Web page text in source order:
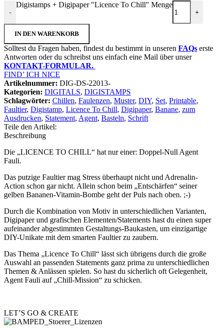
-
Digistamps + Digipaper "Licence To Chill" Menge
+
IN DEN WARENKORB
Solltest du Fragen haben, findest du bestimmt in unseren FAQs erste
Antworten oder du schreibst uns einfach eine Mail über unser
KONTAKT-FORMULAR.
FIND’ ICH NICE
Artikelnummer: DIG-DS-22013-
Kategorien: DIGITALS, DIGISTAMPS
Schlagwörter: Chillen, Faulenzen, Muster, DIY, Set, Printable,
Faultier, Digistamp, Licence To Chill, Digipaper, Banane, zum
Ausdrucken, Statement, Agent, Basteln, Schrift
Teile den Artikel:
Beschreibung
Die „LICENCE TO CHILL“ hat nur einer: Doppel-Null Agent
Fauli.
Das putzige Faultier mag Stress überhaupt nicht und Adrenalin-
Action schon gar nicht. Allein schon beim „Entschärfen“ seiner
gelben Bananen-Vitamin-Bombe geht der Puls nach oben. ;-)
Durch die Kombination von Motiv in unterschiedlichen Varianten,
Digipaper und grafischen Elementen/Statements hast du einen super
aufeinander abgestimmten Gestaltungs-Baukasten, um einzigartige
DIY-Unikate mit dem smarten Faultier zu zaubern.
Das Thema „Licence To Chill“ lässt sich übrigens durch die große
Auswahl an passenden Statements ganz prima zu unterschiedlichen
Themen & Anlässen spielen. So hast du sicherlich oft Gelegenheit,
Agent Fauli auf „Chill-Mission“ zu schicken.
LET’S GO & CREATE